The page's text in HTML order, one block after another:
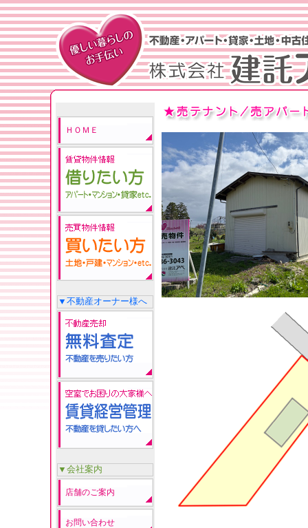
ＨＯＭＥ
▼不動産オーナー様へ
▼会社案内
店舗のご案内
お問い合わせ